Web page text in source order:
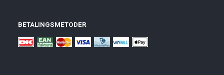
BETALINGSMETODER